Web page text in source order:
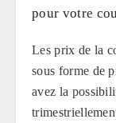
pour votre
Les prix de la
sous forme de
avez la